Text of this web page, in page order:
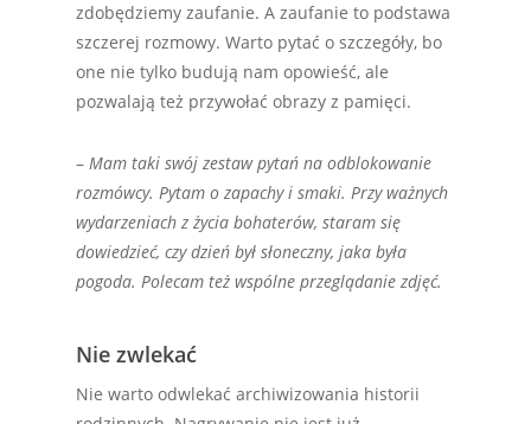
zdobędziemy zaufanie. A zaufanie to podstawa
szczerej rozmowy. Warto pytać o szczegóły, bo
one nie tylko budują nam opowieść, ale
pozwalają też przywołać obrazy z pamięci.
–Mam taki swój zestaw pytań na odblokowanie
rozmówcy. Pytam o zapachy i smaki. Przy ważnych
wydarzeniach z życia bohaterów, staram się
dowiedzieć, czy dzień był słoneczny, jaka była
pogoda. Polecam też wspólne przeglądanie zdjęć.
Nie zwlekać
Nie warto odwlekać archiwizowania historii